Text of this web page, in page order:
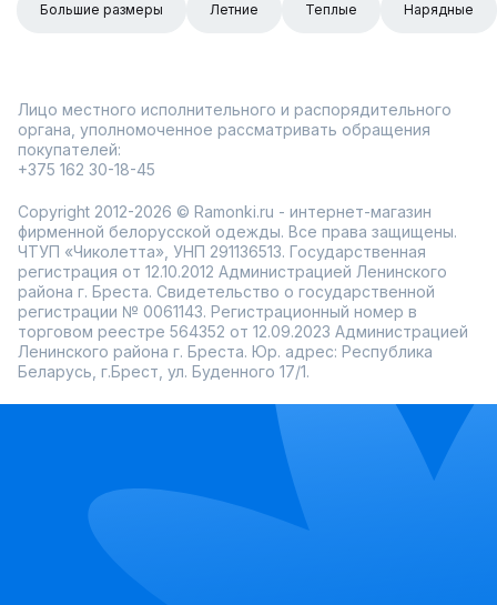
Большие размеры Летние Теплые Нарядные
Лицо местного исполнительного и распорядительного
органа, уполномоченное рассматривать обращения
покупателей:
+375 162 30-18-45
Copyright 2012-2026 © Ramonki.ru - интернет-магазин
фирменной белорусской одежды. Все права защищены.
ЧТУП «Чиколетта», УНП 291136513. Государственная
регистрация от 12.10.2012 Администрацией Ленинского
района г. Бреста. Свидетельство о государственной
регистрации № 0061143. Регистрационный номер в
торговом реестре 564352 от 12.09.2023 Администрацией
Ленинского района г. Бреста. Юр. адрес: Республика
Беларусь, г.Брест, ул. Буденного 17/1.